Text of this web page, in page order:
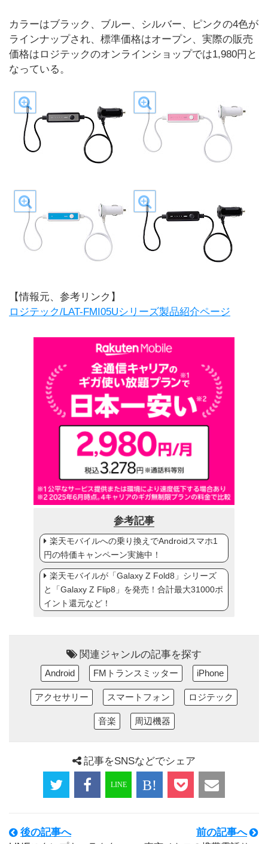
カラーはブラック、ブルー、シルバー、ピンクの4色が
ラインナップされ、標準価格はオープン、実際の販売
価格はロジテックのオンラインショップでは1,980円と
なっている。
【情報元、参考リンク】
ロジテック/LAT-FMI05Uシリーズ製品紹介ページ
参考記事
楽天モバイルへの乗り換えでAndroidスマホ1
円の特価キャンペーン実施中！
楽天モバイルが「Galaxy Z Fold8」シリーズ
と「Galaxy Z Flip8」を発売！合計最大31000ポ
イント還元など！
関連ジャンルの記事を探す
Android FMトランスミッター iPhone
アクセサリー スマートフォン ロジテック
音楽 周辺機器
記事をSNSなどでシェア
後の記事へ 前の記事へ